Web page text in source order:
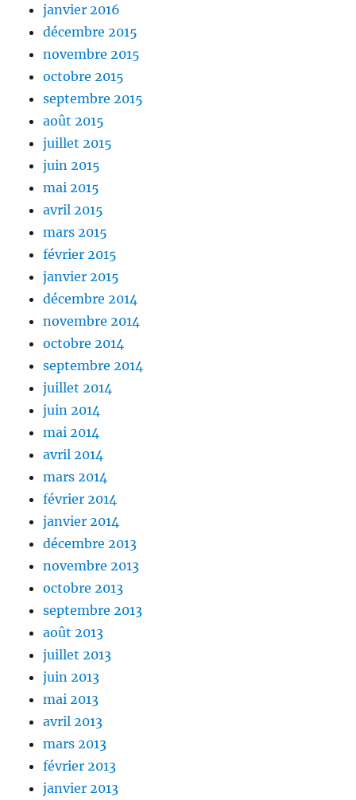
janvier 2016
décembre 2015
novembre 2015
octobre 2015
septembre 2015
août 2015
juillet 2015
juin 2015
mai 2015
avril 2015
mars 2015
février 2015
janvier 2015
décembre 2014
novembre 2014
octobre 2014
septembre 2014
juillet 2014
juin 2014
mai 2014
avril 2014
mars 2014
février 2014
janvier 2014
décembre 2013
novembre 2013
octobre 2013
septembre 2013
août 2013
juillet 2013
juin 2013
mai 2013
avril 2013
mars 2013
février 2013
janvier 2013